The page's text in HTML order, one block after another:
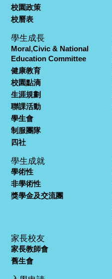
校園政策
校曆表
學生成長
Moral,Civic & National
Education Committee
健康教育
校園點滴
生涯規劃
聯課活動
學生會
制服團隊
四社
學生成就
學術性
非學術性
獎學金及交流團
家長校友
家長教師會
舊生會